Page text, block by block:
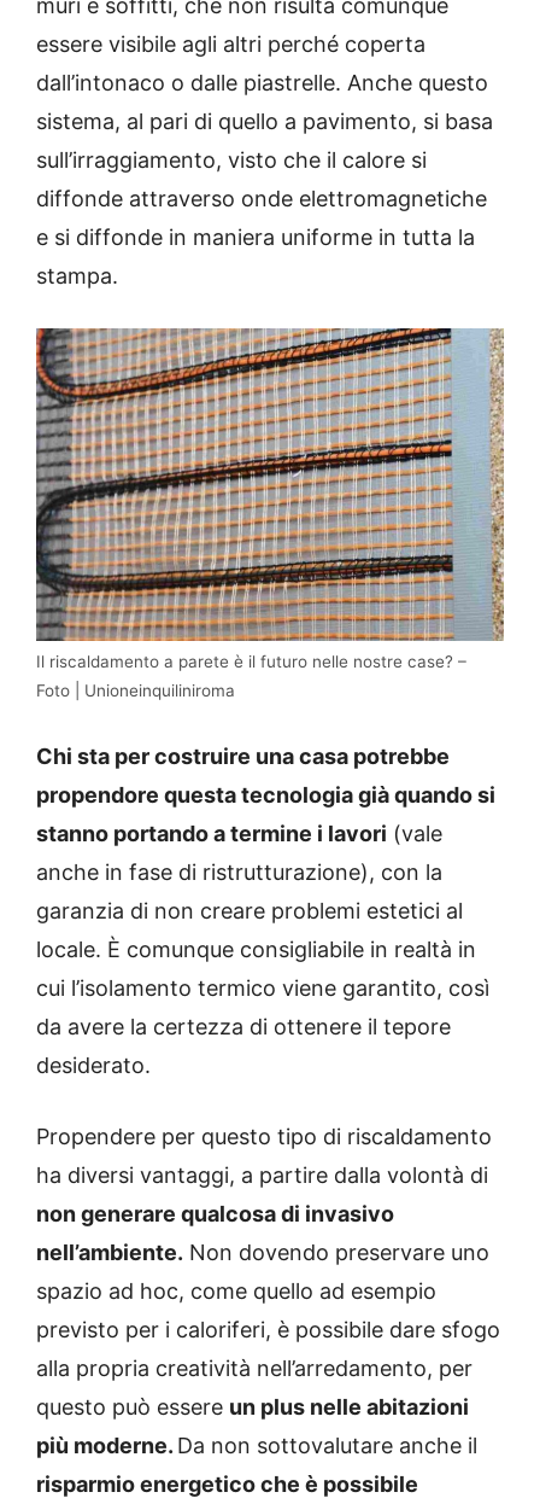
muri e soffitti, che non risulta comunque
essere visibile agli altri perché coperta
dall’intonaco o dalle piastrelle. Anche questo
sistema, al pari di quello a pavimento, si basa
sull’irraggiamento, visto che il calore si
diffonde attraverso onde elettromagnetiche
e si diffonde in maniera uniforme in tutta la
stampa.
Il riscaldamento a parete è il futuro nelle nostre case? –
Foto | Unioneinquiliniroma
Chi sta per costruire una casa potrebbe
propendore questa tecnologia già quando si
stanno portando a termine i lavori (vale
anche in fase di ristrutturazione), con la
garanzia di non creare problemi estetici al
locale. È comunque consigliabile in realtà in
cui l’isolamento termico viene garantito, così
da avere la certezza di ottenere il tepore
desiderato.
Propendere per questo tipo di riscaldamento
ha diversi vantaggi, a partire dalla volontà di
non generare qualcosa di invasivo
nell’ambiente. Non dovendo preservare uno
spazio ad hoc, come quello ad esempio
previsto per i caloriferi, è possibile dare sfogo
alla propria creatività nell’arredamento, per
questo può essere un plus nelle abitazioni
più moderne. Da non sottovalutare anche il
risparmio energetico che è possibile